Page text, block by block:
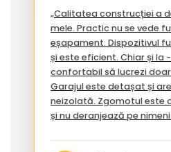
„Calitatea construcției a
mele. Practic nu se vede fum din țeava de
eșapament. Dispozitivul
și este eficient. Chiar și la
confortabil să lucrezi doar cu un hanorac.
Garajul este detașat și
neizolată. Zgomotul este
și nu deranjează